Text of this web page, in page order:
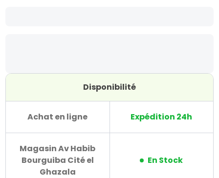
Disponibilité
Achat en ligne Expédition 24h
Magasin Av Habib
Bourguiba Cité el
Ghazala
En Stock